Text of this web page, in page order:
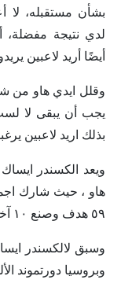
بشأن مستقبله، لا
لدي نتيجة مفضلة،
أيضًا أريد لاعبين
وقلل ايدي هاو من
يجب أن يبقى لا
بذلك اريد لاعبين
ويعد الكسندر
٥٩ هدف وصنع ١٠ آخرين ، وحقق لقب كأس الرابطة الإنجليزية.
وسبق لالكسندر
وبروسيا دورتموند